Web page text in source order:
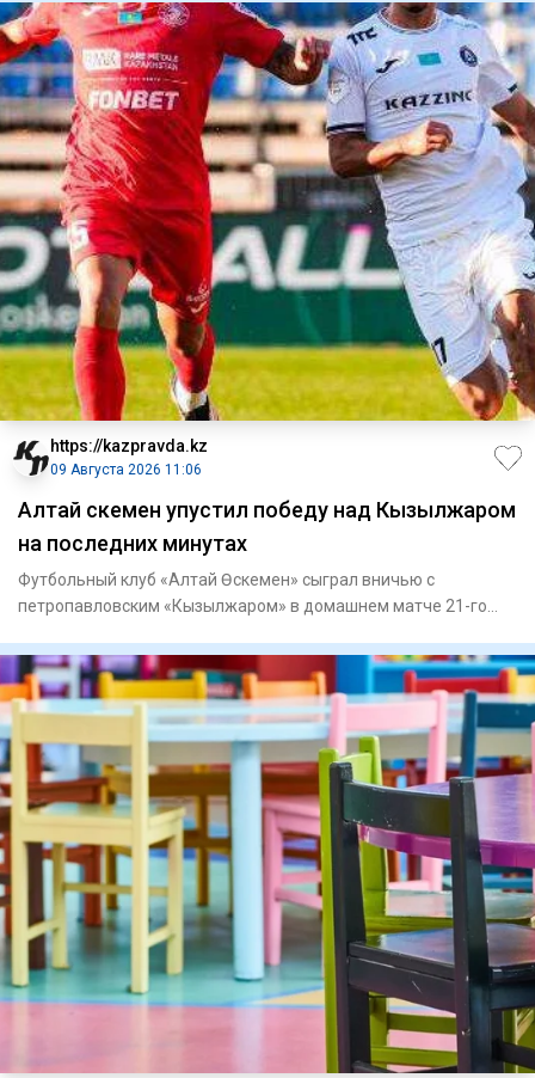
https://kazpravda.kz
09 Августа 2026 11:06
Алтай Өскемен упустил победу над Кызылжаром
на последних минутах
Футбольный клуб «Алтай Өскемен» сыграл вничью с
петропавловским «Кызылжаром» в домашнем матче 21-го